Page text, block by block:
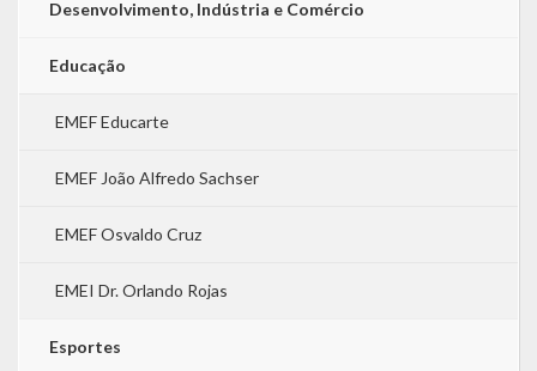
Desenvolvimento, Indústria e Comércio
Educação
EMEF Educarte
EMEF João Alfredo Sachser
EMEF Osvaldo Cruz
EMEI Dr. Orlando Rojas
Esportes